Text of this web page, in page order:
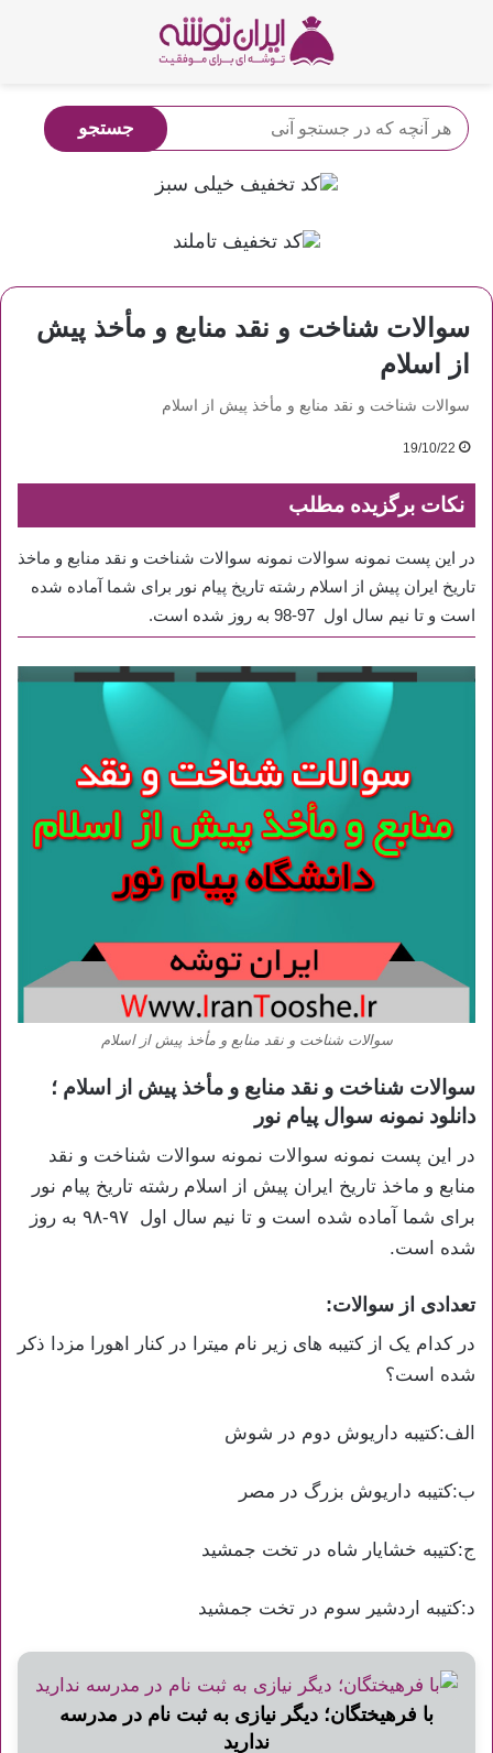
سوالات شناخت و نقد منابع و مأخذ پیش
از اسلام
سوالات شناخت و نقد منابع و مأخذ پیش از اسلام
19/10/22
نکات برگزیده مطلب
در این پست نمونه سوالات نمونه سوالات شناخت و نقد منابع و ماخذ
تاریخ ایران پیش از اسلام رشته تاریخ پیام نور برای شما آماده شده
است و تا نیم سال اول 97-98 به روز شده است.
سوالات شناخت و نقد منابع و مأخذ پیش از اسلام
سوالات شناخت و نقد منابع و مأخذ پیش از اسلام ؛
دانلود نمونه سوال پیام نور
در این پست نمونه سوالات نمونه سوالات شناخت و نقد
منابع و ماخذ تاریخ ایران پیش از اسلام رشته تاریخ پیام نور
برای شما آماده شده است و تا نیم سال اول ۹۷-۹۸ به روز
شده است.
تعدادی از سوالات:
در کدام یک از کتیبه های زیر نام میترا در کنار اهورا مزدا ذکر
شده است؟
الف:کتیبه داریوش دوم در شوش
ب:کتیبه داریوش بزرگ در مصر
ج:کتیبه خشایار شاه در تخت جمشید
د:کتیبه اردشیر سوم در تخت جمشید
با فرهیختگان؛ دیگر نیازی به ثبت نام در مدرسه
ندارید